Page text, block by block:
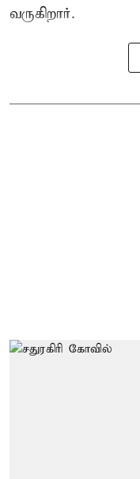
வருகிறார்.